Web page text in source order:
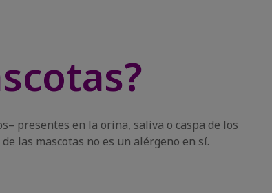
presentes en la orina, saliva o caspa de los
las mascotas no es un alérgeno en sí.